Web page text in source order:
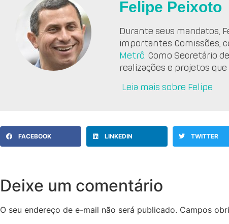
Felipe Peixoto
Durante seus mandatos,
importantes Comissões,
Metrô . Como Secretário
realizações e projetos que
Leia mais sobre Felipe
FACEBOOK LINKEDIN TWITTER
Deixe um comentário
O seu endereço de e-mail não será publicado. Campos